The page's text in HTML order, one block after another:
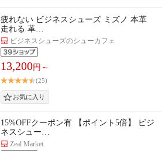
疲れない ビジネスシューズ ミズノ 本革
走れる 革…
ビジネスシューズのシューカフェ
13,200円～
(25)
15%OFFクーポン有 【ポイント5倍】 ビジ
ネスシュー…
Zeal Market